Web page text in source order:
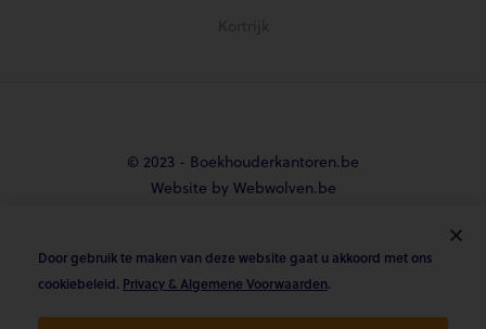
Kortrijk
© 2023 - Boekhouderkantoren.be
Website by Webwolven.be
  
Door gebruik te maken van deze website gaat u akkoord met ons
cookiebeleid. Privacy & Algemene Voorwaarden.